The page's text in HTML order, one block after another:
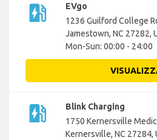
ev_station
EVgo
1236 Guilford College
Jamestown, NC 27282,
Mon-Sun: 00:00 - 24:00
ev_station
Blink Charging
1750 Kernersville
Kernersville, NC 27284,